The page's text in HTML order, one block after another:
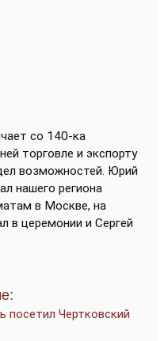
со 140-ка
торговле и экспорту
возможностей. Юрий
нашего региона
в Москве, на
в церемонии и Сергей
посетил Чертковский